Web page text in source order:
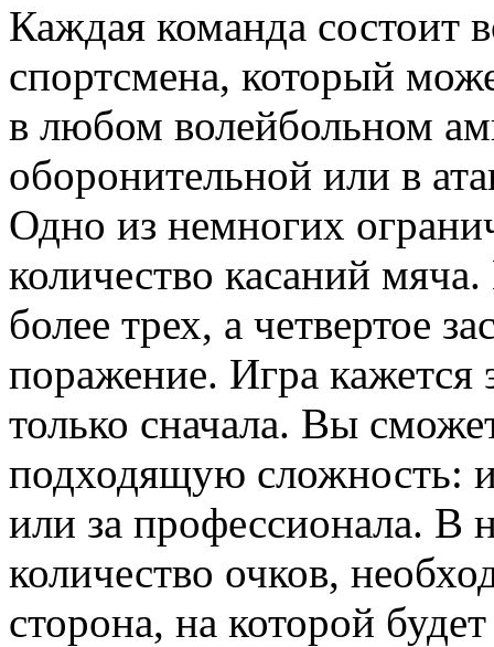
Каждая команда состоит
спортсмена, который
в любом волейбольном
оборонительной или в
Одно из немногих
количество касаний
более трех, а четвертое
поражение. Игра кажется
только сначала. Вы
подходящую сложность:
или за профессионала. В
количество очков,
сторона, на которой